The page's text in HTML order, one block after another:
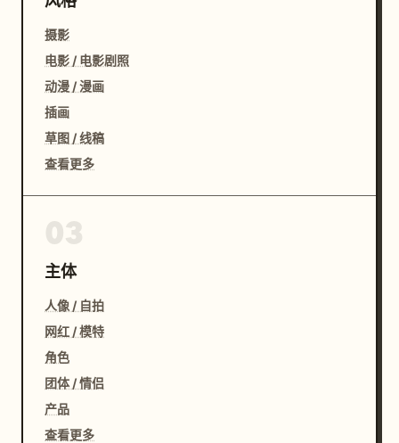
摄影
电影 / 电影剧照
动漫 / 漫画
插画
草图 / 线稿
查看更多
主体
人像 / 自拍
网红 / 模特
角色
团体 / 情侣
产品
查看更多